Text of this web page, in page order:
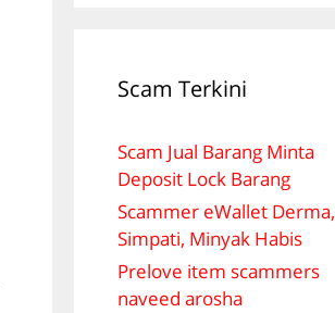
Scam Terkini
Scam Jual Barang Minta
Deposit Lock Barang
Scammer eWallet Derma,
Simpati, Minyak Habis
Prelove item scammers
naveed arosha